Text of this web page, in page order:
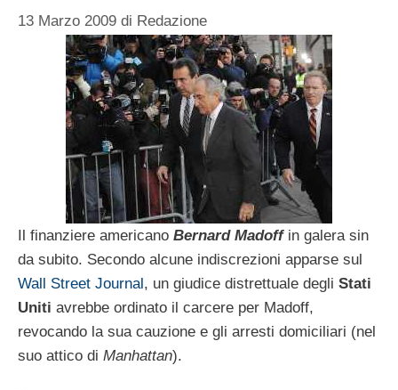
13 Marzo 2009 di Redazione
Il finanziere americano Bernard Madoffin galera sin
da subito. Secondo alcune indiscrezioni apparse sul
Wall Street Journal , un giudice distrettuale degli Stati
Uniti avrebbe ordinato il carcere per Madoff,
revocando la sua cauzione e gli arresti domiciliari (nel
suo attico di Manhattan).